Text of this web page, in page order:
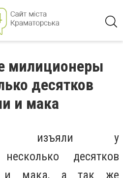
милиционеры
десятков
и мака
изъяли у
десятков
и мака, а так же